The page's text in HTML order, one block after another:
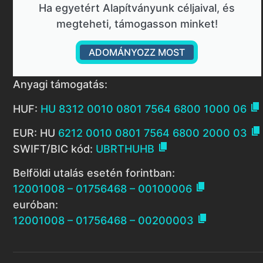
Ha egyetért Alapítványunk céljaival, és
megteheti, támogasson minket!
ADOMÁNYOZZ MOST
Anyagi támogatás:
HUF: HU 8312 0010 0801 7564 6800 1000 06 
EUR: HU 6212 0010 0801 7564 6800 2000 03 
SWIFT/BIC kód: UBRTHUHB 
Belföldi utalás esetén forintban:
12001008 – 01756468 – 00100006 
euróban:
12001008 – 01756468 – 00200003 